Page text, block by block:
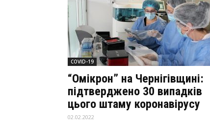
COVID-19
“Омікрон” на Чернігівщині:
підтверджено 30 випадків
цього штаму коронавірусу
02.02.2022